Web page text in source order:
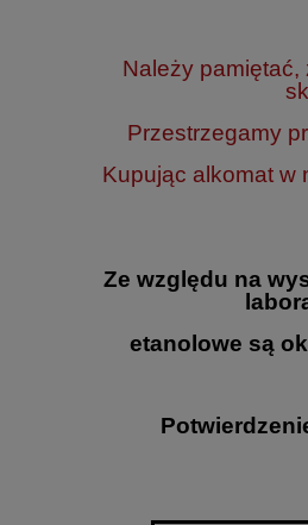
Należy
Przestrzegamy
Kupując alkomat w
Ze względu na
etanolowe są